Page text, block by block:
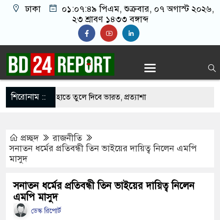
ঢাকা ০১:০৭:৫০ পিএম, শুক্রবার, ০৭ অগাস্ট ২০২৬,
২৩ শ্রাবণ ১৪৩৩ বঙ্গাব্দ
শিরোনাম ::
বাংলাদেশের হাতে তুলে দিবে ভারত, প্রত্যাশা
ড. ইউনূসকে প্রস্তাব দেয়নি বিএনপি, আলোচনায় মির্জা
সঙ্গে দেশে ফিরতে চান সাকিব
বাসভবনে অগ্নিসংযোগের চেষ্টা, সিসিটিভিতে ৭
প্রচ্ছদ
রাজনীতি
সনাতন ধর্মের প্রতিবন্ধী তিন ভাইয়ের দায়িত্ব নিলেন এমপি
মাসুদ
সনাতন ধর্মের প্রতিবন্ধী তিন ভাইয়ের দায়িত্ব নিলেন
এমপি মাসুদ
ডেস্ক রিপোর্ট